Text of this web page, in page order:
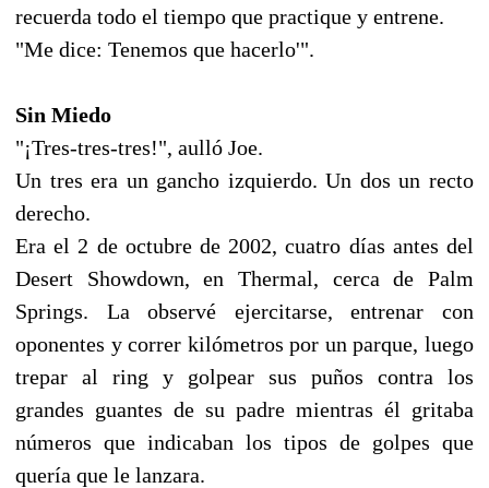
recuerda todo el tiempo que practique y entrene.
"Me dice: Tenemos que hacerlo'".
Sin Miedo
"¡Tres-tres-tres!", aulló Joe.
Un tres era un gancho izquierdo. Un dos un recto
derecho.
Era el 2 de octubre de 2002, cuatro días antes del
Desert Showdown, en Thermal, cerca de Palm
Springs. La observé ejercitarse, entrenar con
oponentes y correr kilómetros por un parque, luego
trepar al ring y golpear sus puños contra los
grandes guantes de su padre mientras él gritaba
números que indicaban los tipos de golpes que
quería que le lanzara.